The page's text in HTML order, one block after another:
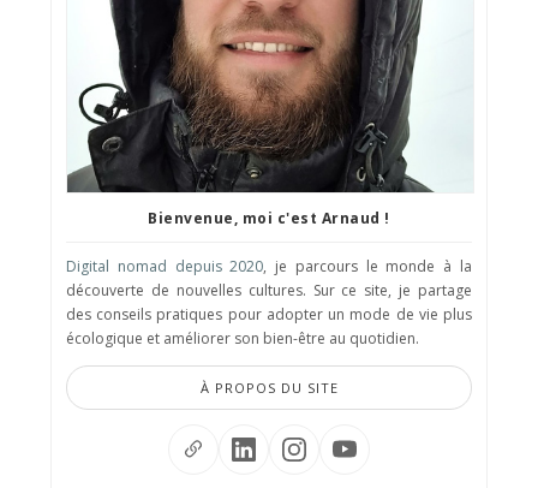
Bienvenue, moi c'est Arnaud !
Digital nomad depuis 2020, je parcours le monde à la
découverte de nouvelles cultures. Sur ce site, je partage
des conseils pratiques pour adopter un mode de vie plus
écologique et améliorer son bien-être au quotidien.
À PROPOS DU SITE